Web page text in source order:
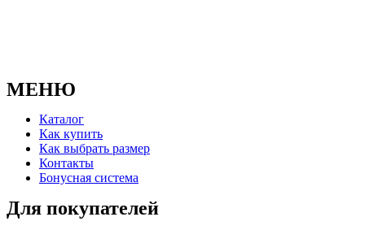
МЕНЮ
Каталог
Как купить
Как выбрать размер
Контакты
Бонусная система
Для покупателей